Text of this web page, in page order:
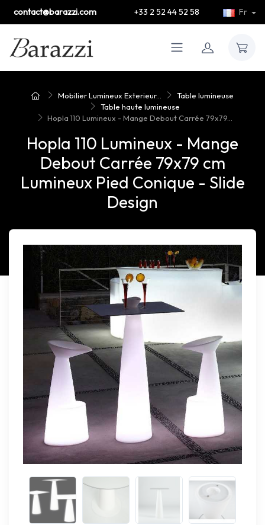
contact@barazzi.com +33 2 52 44 52 58 Fr
Mobilier Lumineux Exterieur...
Table lumineuse
Table haute lumineuse
Hopla 110 Lumineux - Mange Debout Carrée 79x79...
Hopla 110 Lumineux - Mange
Debout Carrée 79x79 cm
Lumineux Pied Conique - Slide
Design